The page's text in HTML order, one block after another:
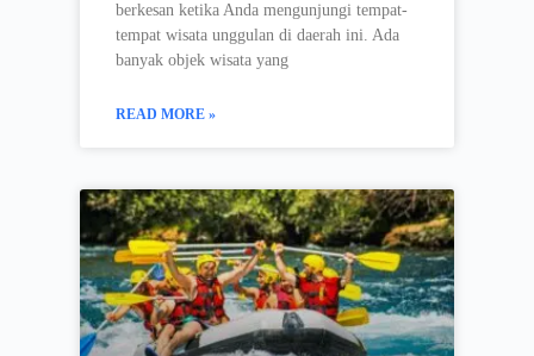
berkesan ketika Anda mengunjungi tempat-
tempat wisata unggulan di daerah ini. Ada
banyak objek wisata yang
READ MORE »